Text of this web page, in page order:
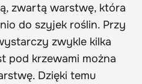
zwartą warstwę, która
do szyjek roślin. Przy
zwykle kilka
pod krzewami można
Dzięki temu